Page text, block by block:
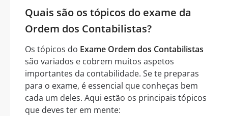
Quais são os tópicos do exame da
Ordem dos Contabilistas?
Os tópicos do Exame Ordem dos Contabilistas
são variados e cobrem muitos aspetos
importantes da contabilidade. Se te preparas
para o exame, é essencial que conheças bem
cada um deles. Aqui estão os principais tópicos
que deves ter em mente: